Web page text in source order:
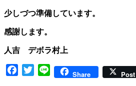
少しづつ準備しています。
感謝します。
人吉 デボラ村上
Facebook
TwitterLine Share Post